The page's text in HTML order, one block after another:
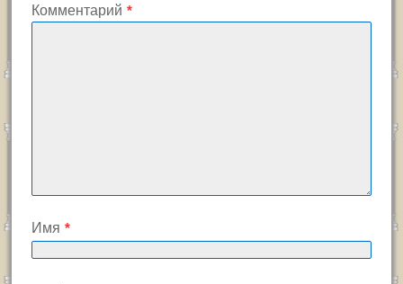
Комментарий *
Имя *